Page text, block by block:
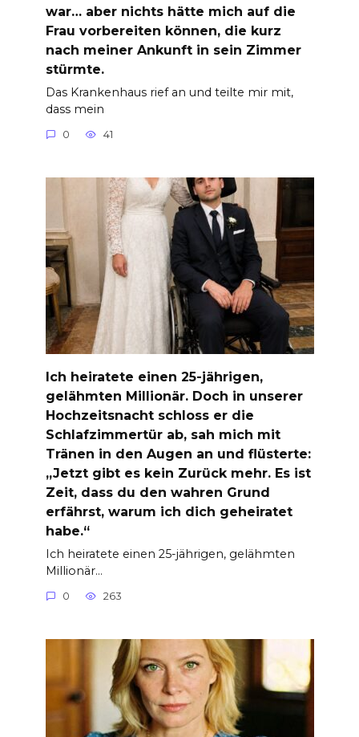
war… aber nichts hätte mich auf die
Frau vorbereiten können, die kurz
nach meiner Ankunft in sein Zimmer
stürmte.
Das Krankenhaus rief an und teilte mir mit,
dass mein
0 41
Ich heiratete einen 25-jährigen,
gelähmten Millionär. Doch in unserer
Hochzeitsnacht schloss er die
Schlafzimmertür ab, sah mich mit
Tränen in den Augen an und flüsterte:
„Jetzt gibt es kein Zurück mehr. Es ist
Zeit, dass du den wahren Grund
erfährst, warum ich dich geheiratet
habe.“
Ich heiratete einen 25-jährigen, gelähmten
Millionär…
0 263